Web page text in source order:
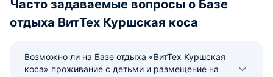
Часто задаваемые вопросы о Базе
отдыха ВитТех Куршская коса
Возможно ли на Базе отдыха «ВитТех Куршская
коса» проживание с детьми и размещение на